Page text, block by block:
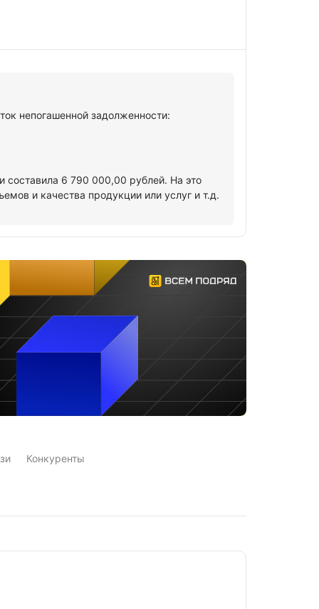
непогашенной задолженности:
6 790 000,00 рублей. На это
и качества продукции или услуг и т.д.
Конкуренты